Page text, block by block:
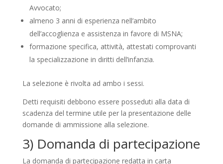
Avvocato;
almeno 3 anni di esperienza nell’ambito
dell’accoglienza e assistenza in favore di MSNA;
formazione specifica, attività, attestati comprovanti
la specializzazione in diritti dell’infanzia.
La selezione è rivolta ad ambo i sessi.
Detti requisiti debbono essere posseduti alla data di
scadenza del termine utile per la presentazione delle
domande di ammissione alla selezione.
3) Domanda di partecipazione
La domanda di partecipazione redatta in carta